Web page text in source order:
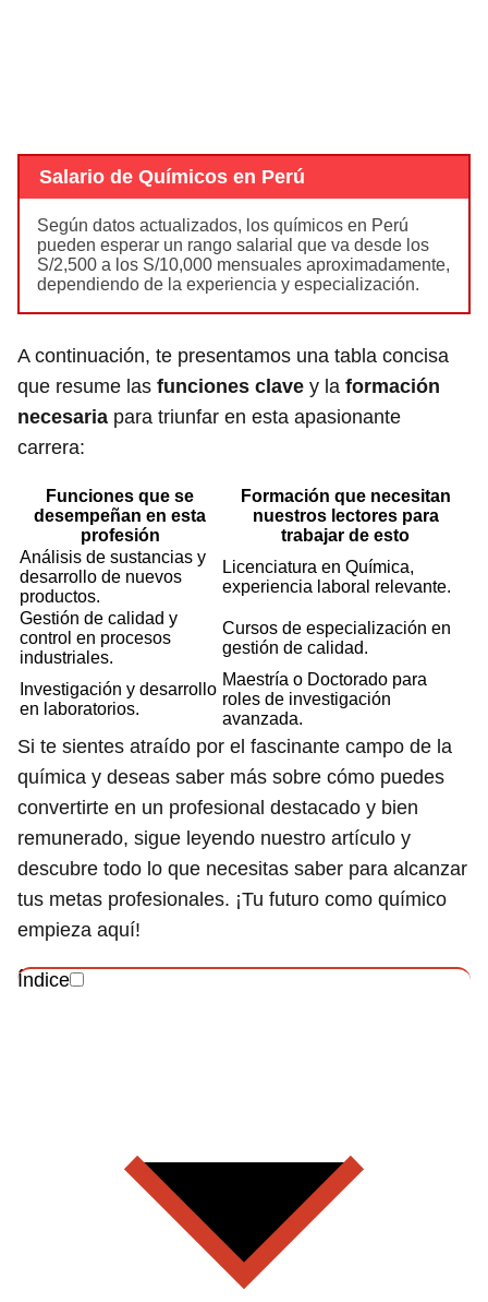
Salario de Químicos en Perú
Según datos actualizados, los químicos en Perú
pueden esperar un rango salarial que va desde los
S/2,500 a los S/10,000 mensuales aproximadamente,
dependiendo de la experiencia y especialización.
A continuación, te presentamos una tabla concisa
que resume las funciones clave y la formación
necesaria para triunfar en esta apasionante
carrera:
Funciones que se
desempeñan en esta
profesión
Formación que necesitan
nuestros lectores para
trabajar de esto
Análisis de sustancias y
desarrollo de nuevos
productos.
Licenciatura en Química,
experiencia laboral relevante.
Gestión de calidad y
control en procesos
industriales.
Cursos de especialización en
gestión de calidad.
Investigación y desarrollo
en laboratorios.
Maestría o Doctorado para
roles de investigación
avanzada.
Si te sientes atraído por el fascinante campo de la
química y deseas saber más sobre cómo puedes
convertirte en un profesional destacado y bien
remunerado, sigue leyendo nuestro artículo y
descubre todo lo que necesitas saber para alcanzar
tus metas profesionales. ¡Tu futuro como químico
empieza aquí!
Índice